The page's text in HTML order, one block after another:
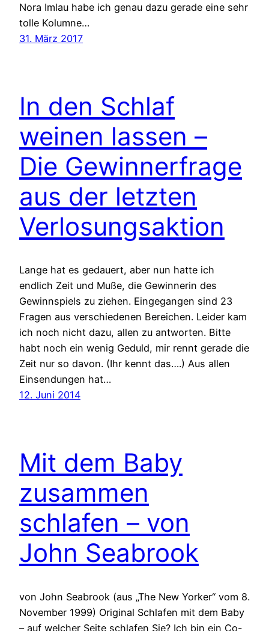
Nora Imlau habe ich genau dazu gerade eine sehr
tolle Kolumne…
31. März 2017
In den Schlaf
weinen lassen –
Die Gewinnerfrage
aus der letzten
Verlosungsaktion
Lange hat es gedauert, aber nun hatte ich
endlich Zeit und Muße, die Gewinnerin des
Gewinnspiels zu ziehen. Eingegangen sind 23
Fragen aus verschiedenen Bereichen. Leider kam
ich noch nicht dazu, allen zu antworten. Bitte
habt noch ein wenig Geduld, mir rennt gerade die
Zeit nur so davon. (Ihr kennt das….) Aus allen
Einsendungen hat…
12. Juni 2014
Mit dem Baby
zusammen
schlafen – von
John Seabrook
von John Seabrook (aus „The New Yorker“ vom 8.
November 1999) Original Schlafen mit dem Baby
– auf welcher Seite schlafen Sie? Ich bin ein Co-